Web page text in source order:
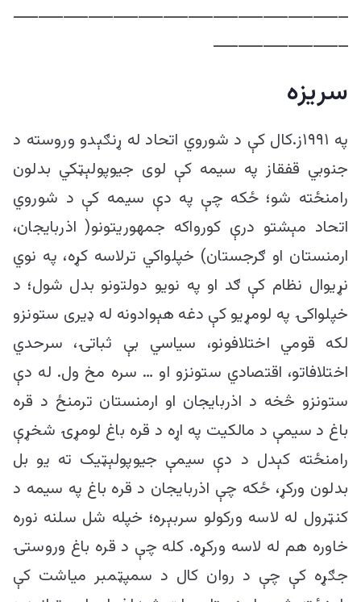
ـــــــــــــــــــــــــــــــــــــــــــــــــــــــــــــــــــ
ـــــــــــــــــــــــــــ
سریزه
په ۱۹۹۱ز.کال کې د شوروي اتحاد له ړنګېدو وروسته د
جنوبي قفقاز په سیمه کې لوی جیوپولېټکي بدلون
رامنځته شو؛ ځکه چې په دې سیمه کې د شوروي
اتحاد مېشتو درې کورواکه جمهوریتونو( اذربایجان،
ارمنستان او ګرجستان) خپلواکي ترلاسه کړه، په نوي
نړیوال نظام کې ګد او په نویو دولتونو بدل شول؛ د
خپلواکۍ په لومړیو کې دغه هېوادونه له ډیری ستونزو
لکه قومي اختلافونو، سیاسي بې ثباتۍ، سرحدي
اختلافاتو، اقتصادي ستونزو او … سره مخ ول. له دې
ستونزو څخه د اذربایجان او ارمنستان ترمنځ د قره
باغ د سیمې د مالکیت په اړه د قره باغ لومړۍ شخړې
رامنځته کېدل د دې سیمې جیوپولېټیک ته یو بل
بدلون ورکړ، ځکه چې اذربایجان د قره باغ په سیمه د
کنټرول له لاسه ورکولو سربېره؛ خپله شل سلنه نوره
خاوره هم له لاسه ورکړه. کله چې د قره باغ وروستۍ
جګړه کې چې د روان کال د سمپټمبر میاشت کې